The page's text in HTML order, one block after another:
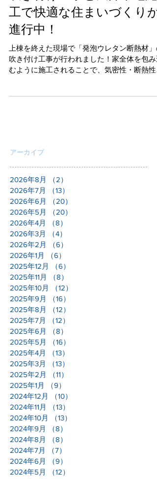
吹き付け工事と天井下地施
工で快適な住まいづくりが
進行中！
上棟を終えた現場で「発泡ウレタン断熱材」
吹き付け工事が行われました！家全体を包み
アーカイブ
2026年8月 （2）
2026年7月
（13）
2026年6月
（20）
2026年5月
（20）
2026年4月
（8）
2026年3月
（4）
2026年2月
（6）
2026年1月 （6）
2025年12月
（6）
2025年11月
（8）
2025年10月
（12）
2025年9月
（16）
2025年8月
（12）
2025年7月
（12）
2025年6月
（8）
2025年5月
（16）
2025年4月
（13）
2025年3月
（13）
2025年2月
（11）
2025年1月 （9）9件の記事
2024年12月
（10）
2024年11月
（13）
2024年10月
（13）
2024年9月
（8）
2024年8月
（8）
2024年7月
（7）
2024年6月
（9）